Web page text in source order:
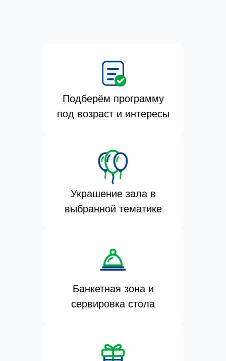
Подберём программу
под возраст и интересы
Украшение зала в
выбранной тематике
Банкетная зона и
сервировка стола